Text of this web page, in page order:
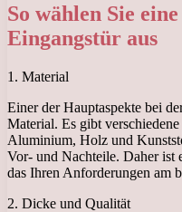
So wählen Sie
Eingangstür aus
1. Material
Einer der Hauptaspekte bei
Material. Es gibt
Aluminium, Holz und
Vor- und Nachteile. Daher ist
das Ihren Anforderungen am
2. Dicke und Qualität